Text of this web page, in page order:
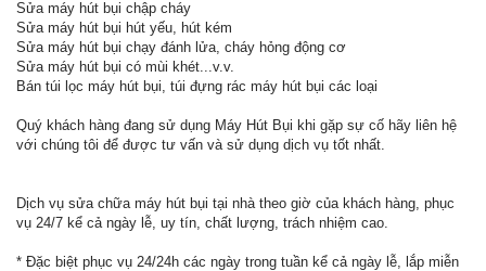
Sửa máy hút bụi chập cháy
Sửa máy hút bụi hút yếu, hút kém
Sửa máy hút bụi chạy đánh lửa, cháy hỏng động cơ
Sửa máy hút bụi có mùi khét...v.v.
Bán túi lọc máy hút bụi, túi đựng rác máy hút bụi các loại
Quý khách hàng đang sử dụng Máy Hút Bụi khi gặp sự cố hãy liên hệ
với chúng tôi để được tư vấn và sử dụng dịch vụ tốt nhất.
Dịch vụ sửa chữa máy hút bụi tại nhà theo giờ của khách hàng, phục
vụ 24/7 kể cả ngày lễ, uy tín, chất lượng, trách nhiệm cao.
* Đặc biệt phục vụ 24/24h các ngày trong tuần kể cả ngày lễ, lắp miễn